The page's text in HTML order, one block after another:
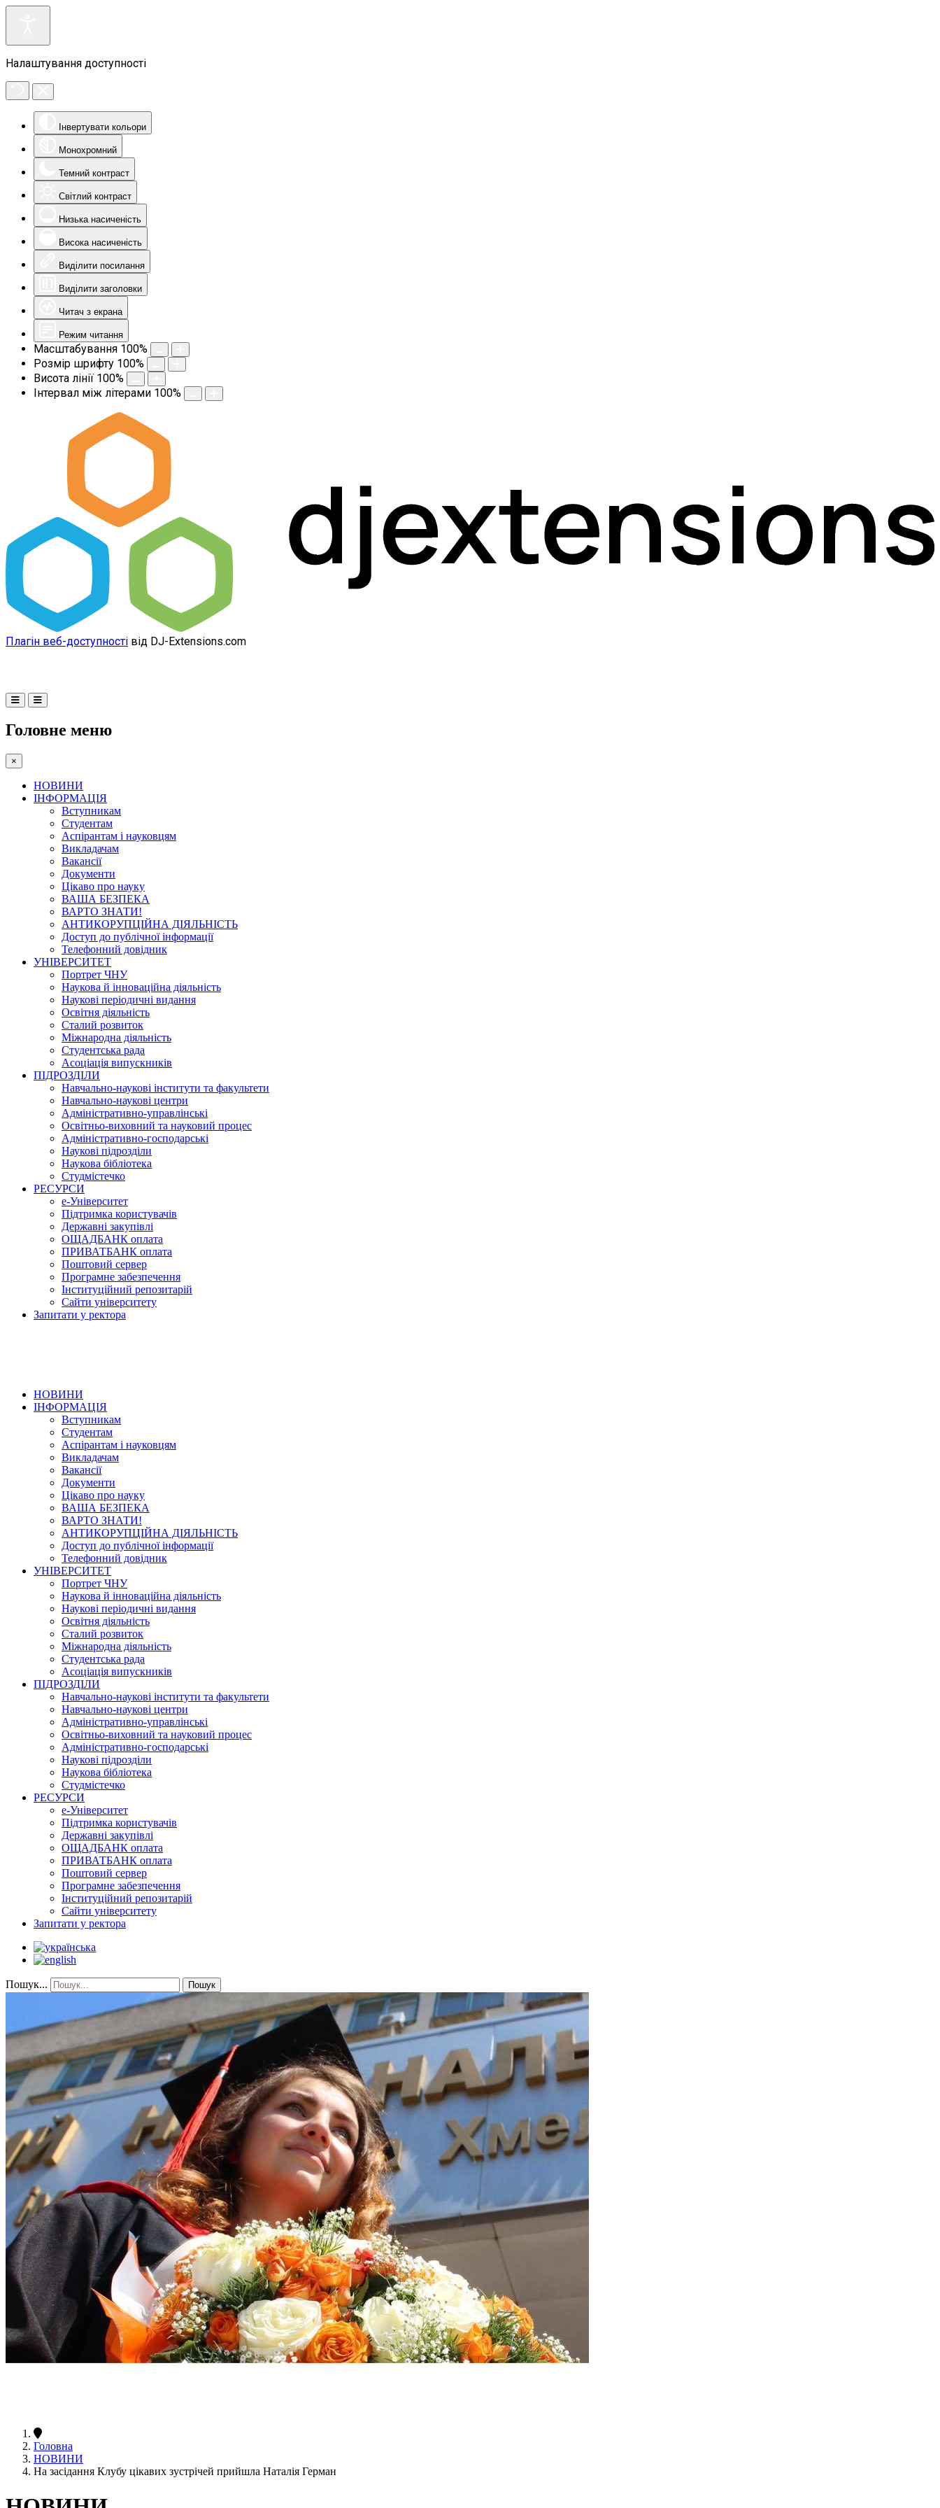
Налаштування доступності
Інвертувати кольори
Монохромний
Темний контраст
Світлий контраст
Низька насиченість
Висока насиченість
Виділити посилання
Виділити заголовки
Читач з екрана
Режим читання
Масштабування 100%
Розмір шрифту 100%
Висота лінії 100%
Інтервал між літерами 100%
Плагін веб-доступності від DJ-Extensions.com
Головне меню
×
НОВИНИ
ІНФОРМАЦІЯ
Вступникам
Студентам
Аспірантам і науковцям
Викладачам
Вакансії
Документи
Цікаво про науку
ВАША БЕЗПЕКА
ВАРТО ЗНАТИ!
АНТИКОРУПЦІЙНА ДІЯЛЬНІСТЬ
Доступ до публічної інформації
Телефонний довідник
УНІВЕРСИТЕТ
Портрет ЧНУ
Наукова й інноваційна діяльність
Наукові періодичні видання
Освітня діяльність
Сталий розвиток
Міжнародна діяльність
Студентська рада
Асоціація випускників
ПІДРОЗДІЛИ
Навчально-наукові інститути та факультети
Навчально-наукові центри
Адміністративно-управлінські
Освітньо-виховний та науковий процес
Адміністративно-господарські
Наукові підрозділи
Наукова бібліотека
Студмістечко
РЕСУРСИ
е-Університет
Підтримка користувачів
Державні закупівлі
ОЩАДБАНК оплата
ПРИВАТБАНК оплата
Поштовий сервер
Програмне забезпечення
Інституційний репозитарій
Сайти університету
Запитати у ректора
НОВИНИ
ІНФОРМАЦІЯ
Вступникам
Студентам
Аспірантам і науковцям
Викладачам
Вакансії
Документи
Цікаво про науку
ВАША БЕЗПЕКА
ВАРТО ЗНАТИ!
АНТИКОРУПЦІЙНА ДІЯЛЬНІСТЬ
Доступ до публічної інформації
Телефонний довідник
УНІВЕРСИТЕТ
Портрет ЧНУ
Наукова й інноваційна діяльність
Наукові періодичні видання
Освітня діяльність
Сталий розвиток
Міжнародна діяльність
Студентська рада
Асоціація випускників
ПІДРОЗДІЛИ
Навчально-наукові інститути та факультети
Навчально-наукові центри
Адміністративно-управлінські
Освітньо-виховний та науковий процес
Адміністративно-господарські
Наукові підрозділи
Наукова бібліотека
Студмістечко
РЕСУРСИ
е-Університет
Підтримка користувачів
Державні закупівлі
ОЩАДБАНК оплата
ПРИВАТБАНК оплата
Поштовий сервер
Програмне забезпечення
Інституційний репозитарій
Сайти університету
Запитати у ректора
Пошук... Пошук
Головна
НОВИНИ
На засідання Клубу цікавих зустрічей прийшла Наталія Герман